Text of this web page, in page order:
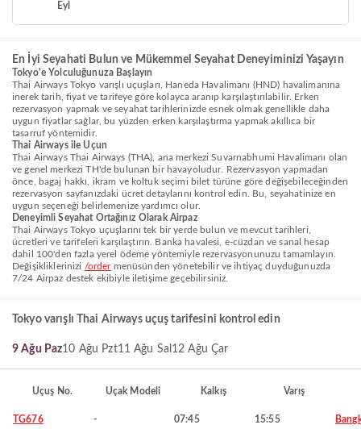
Eyl
En İyi Seyahati Bulun ve Mükemmel Seyahat Deneyiminizi Yaşayın
Tokyo'e Yolculuğunuza Başlayın
Thai Airways Tokyo varışlı uçuşları, Haneda Havalimanı (HND) havalimanına
inerek tarih, fiyat ve tarifeye göre kolayca aranıp karşılaştırılabilir. Erken
rezervasyon yapmak ve seyahat tarihlerinizde esnek olmak genellikle daha
uygun fiyatlar sağlar, bu yüzden erken karşılaştırma yapmak akıllıca bir
tasarruf yöntemidir.
Thai Airways ile Uçun
Thai Airways Thai Airways (THA), ana merkezi Suvarnabhumi Havalimanı olan
ve genel merkezi TH'de bulunan bir havayoludur. Rezervasyon yapmadan
önce, bagaj hakkı, ikram ve koltuk seçimi bilet türüne göre değişebileceğinden
rezervasyon sayfanızdaki ücret detaylarını kontrol edin. Bu, seyahatinize en
uygun seçeneği belirlemenize yardımcı olur.
Deneyimli Seyahat Ortağınız Olarak Airpaz
Thai Airways Tokyo uçuşlarını tek bir yerde bulun ve mevcut tarihleri,
ücretleri ve tarifeleri karşılaştırın. Banka havalesi, e-cüzdan ve sanal hesap
dahil 100'den fazla yerel ödeme yöntemiyle rezervasyonunuzu tamamlayın.
Değişikliklerinizi /ordermenüsünden yönetebilir ve ihtiyaç duyduğunuzda
7/24 Airpaz destek ekibiyle iletişime geçebilirsiniz.
Tokyo varışlı Thai Airways uçuş tarifesini kontrol edin
9 Ağu Paz10 Ağu Pzt11 Ağu Sal 12 Ağu Çar
Uçuş No. Uçak Modeli Kalkış Varış
TG676 - 07:45 15:55